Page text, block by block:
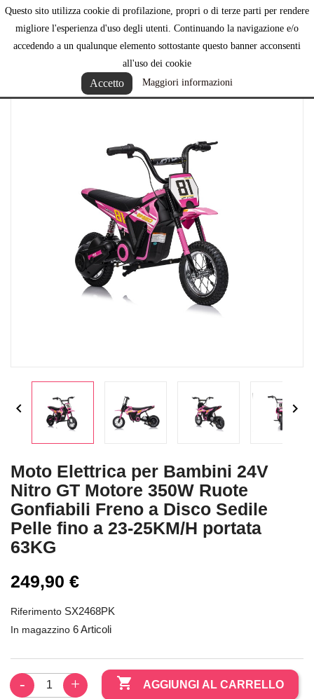
Questo sito utilizza cookie di profilazione, propri o di terze parti per rendere
migliore l'esperienza d'uso degli utenti. Continuando la navigazione e/o
accedendo a un qualunque elemento sottostante questo banner acconsenti
all'uso dei cookie
Accetto Maggiori informazioni

 
Moto Elettrica per Bambini 24V
Nitro GT Motore 350W Ruote
Gonfiabili Freno a Disco Sedile
Pelle fino a 23-25KM/H portata
63KG
249,90 €
Riferimento SX2468PK
In magazzino 6 Articoli
 AGGIUNGI AL CARRELLO